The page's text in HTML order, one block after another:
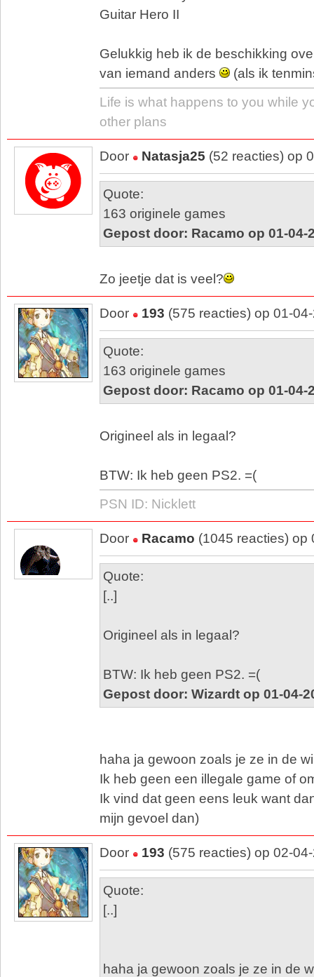
Guitar Hero II
Gelukkig heb ik de beschikking
van iemand anders
(als ik
Life is what happens to you while
other plans
Door Natasja25 (52 reacties) op
Quote:
163 originele games
Gepost door: Racamo op 01-04-
Zo jeetje dat is veel?
Door 193 (575 reacties) op 01-
Quote:
163 originele games
Gepost door: Racamo op 01-04-
Origineel als in legaal?
BTW: Ik heb geen PS2. =(
PSN ID: Nicklett
Door Racamo (1045 reacties) op
Quote:
[..]
Origineel als in legaal?
BTW: Ik heb geen PS2. =(
Gepost door: Wizardt op 01-04-
haha ja gewoon zoals je ze in de
Ik heb geen een illegale game of
Ik vind dat geen eens leuk want
mijn gevoel dan)
Door 193 (575 reacties) op 02-
Quote:
[..]
haha ja gewoon zoals je ze in de